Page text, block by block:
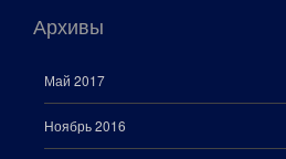
Архивы
Май 2017
Ноябрь 2016